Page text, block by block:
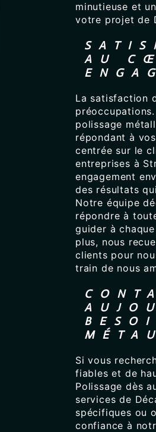
minutieuse et
votre projet de
AU
La satisfaction
polissage
répondant à
centrée sur le
entreprises à
engagement
des résultats
Notre équipe
répondre à
guider à
plus, nous
clients pour
train de nous
Si vous
fiables et de
Polissage dès
services de
spécifiques ou
confiance à